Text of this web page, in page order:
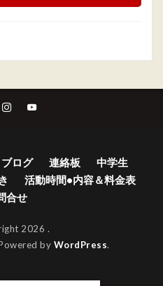
ブログ 連絡板
中学生
活動時間•内容＆料金表
合せ
2026 .
by WordPress.